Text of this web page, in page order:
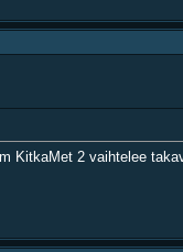
KitkaMet 2 vaihtelee